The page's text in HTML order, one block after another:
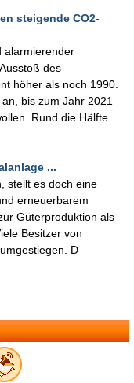
steigende CO2-
alarmierender
des
höher als noch 1990.
bis zum Jahr 2021
Rund die Hälfte
...
stellt es doch eine
erneuerbarem
Güterproduktion als
Besitzer von
D